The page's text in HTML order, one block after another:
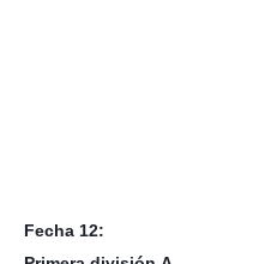
Fecha 12: